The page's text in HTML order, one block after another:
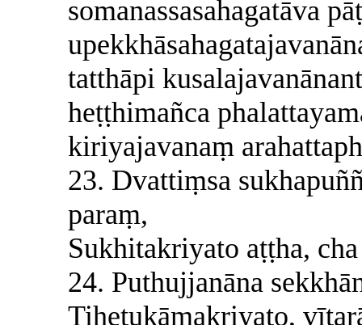
somanassasahagatāva
tatthāpi
heṭṭhimañca
kiriyajavanaṃ
23. Dvattiṃsa
paraṃ,
Sukhitakriyato aṭṭha,
24. Puthujjanāna
Tihetukāmakriyato,